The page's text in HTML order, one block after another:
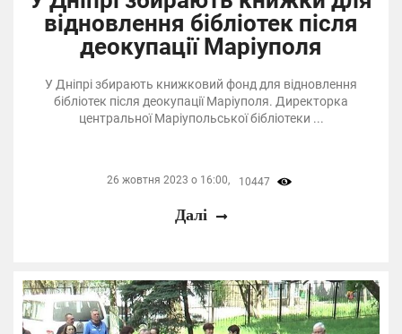
відновлення бібліотек після
деокупації Маріуполя
У Дніпрі збирають книжковий фонд для відновлення
бібліотек після деокупації Маріуполя. Директорка
центральної Маріупольської бібліотеки ...
26 жовтня 2023 о 16:00, 10447
Далі